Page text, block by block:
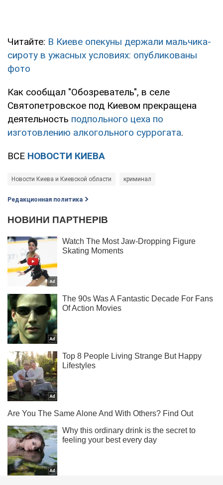
Читайте: В Киеве опекуны держали мальчика-
сироту в ужасных условиях: опубликованы
фото
Как сообщал "Обозреватель", в селе
Святопетровское под Киевом прекращена
деятельность подпольного цеха по
изготовлению алкогольного суррогата.
ВСЕ НОВОСТИ КИЕВА
Новости Киева и Киевской области криминал
Редакционная политика